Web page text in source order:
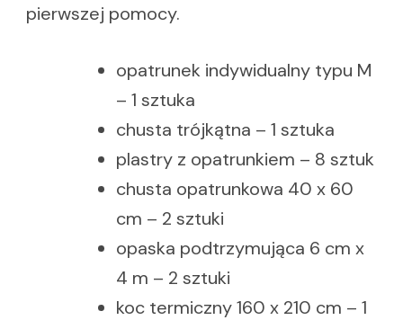
pierwszej pomocy.
opatrunek indywidualny typu M
– 1 sztuka
chusta trójkątna – 1 sztuka
plastry z opatrunkiem – 8 sztuk
chusta opatrunkowa 40 x 60
cm – 2 sztuki
opaska podtrzymująca 6 cm x
4 m – 2 sztuki
koc termiczny 160 x 210 cm – 1